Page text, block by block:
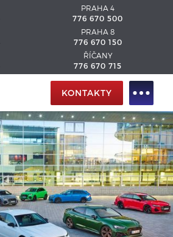
PRAHA 4
776 670 500
PRAHA 8
776 670 150
ŘÍČANY
776 670 715
KONTAKTY